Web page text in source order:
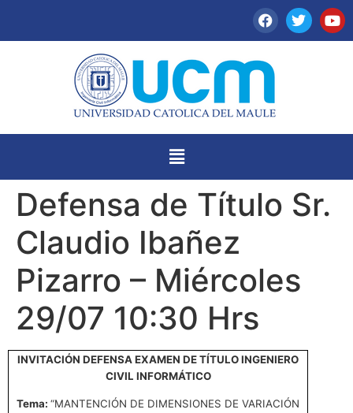
Defensa de Título Sr.
Claudio Ibañez
Pizarro – Miércoles
29/07 10:30 Hrs
INVITACIÓN DEFENSA EXAMEN DE TÍTULO INGENIERO
CIVIL INFORMÁTICO
Tema: “MANTENCIÓN DE DIMENSIONES DE VARIACIÓN